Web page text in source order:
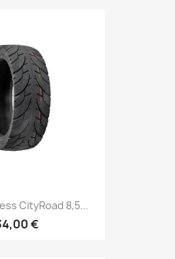
CityRoad 8,5...
€